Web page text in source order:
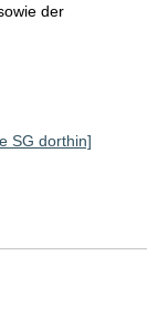
der
SG dorthin]